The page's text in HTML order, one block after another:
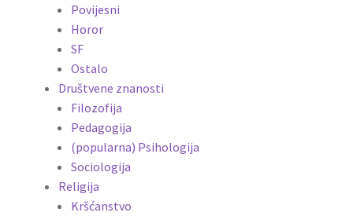
Povijesni
Horor
SF
Ostalo
Društvene znanosti
Filozofija
Pedagogija
(popularna) Psihologija
Sociologija
Religija
Kršćanstvo